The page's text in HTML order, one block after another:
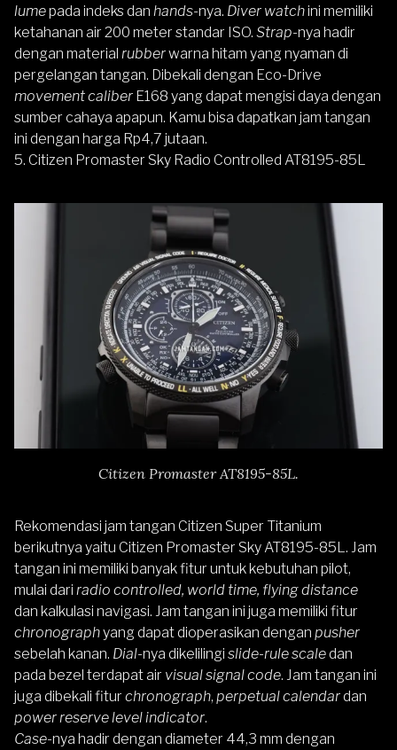
lumepada indeks dan hands-nya. Diver watchini memiliki
ketahanan air 200 meter standar ISO. Strap-nya hadir
dengan material rubberwarna hitam yang nyaman di
pergelangan tangan. Dibekali dengan Eco-Drive
movement caliber E168 yang dapat mengisi daya dengan
sumber cahaya apapun. Kamu bisa dapatkan jam tangan
ini dengan harga Rp4,7 jutaan.
5. Citizen Promaster Sky Radio Controlled AT8195-85L
Citizen Promaster AT8195-85L.
Rekomendasi jam tangan Citizen Super Titanium
berikutnya yaitu Citizen Promaster Sky AT8195-85L . Jam
tangan ini memiliki banyak fitur untuk kebutuhan pilot,
mulai dari radio controlled, world time, flying distance
dan kalkulasi navigasi. Jam tangan ini juga memiliki fitur
chronographyang dapat dioperasikan dengan pusher
sebelah kanan. Dial-nya dikelilingi slide-rule scaledan
pada bezel terdapat air visual signal code. Jam tangan ini
juga dibekali fitur chronograph, perpetual calendardan
power reserve level indicator.
Case-nya hadir dengan diameter 44,3 mm dengan